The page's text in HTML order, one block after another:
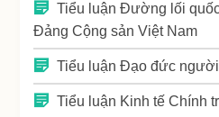
Tiểu luận Đường lối
Đảng Cộng sản Việt Nam
Tiểu luận Đạo đức
Tiểu luận Kinh tế Chính